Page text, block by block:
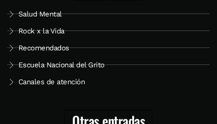
Salud Mental
Rock x la Vida
Recomendados
Escuela Nacional del Grito
Canales de atención